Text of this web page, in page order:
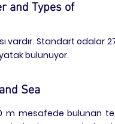
and Types of
vardır. Standart odalar
yatak bulunuyor.
Sea
m mesafede bulunan